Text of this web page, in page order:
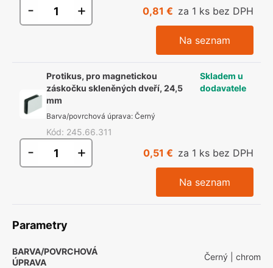
- + 0,81 € za 1 ks bez DPH
Na seznam
Protikus, pro magnetickou
záskočku skleněných dveří, 24,5
mm
Barva/povrchová úprava: Černý
Kód: 245.66.311
Skladem u
dodavatele
- + 0,51 € za 1 ks bez DPH
Na seznam
Parametry
BARVA/POVRCHOVÁ
ÚPRAVA
Černý | chrom